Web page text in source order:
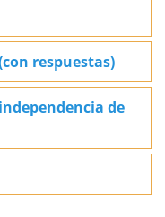
respuestas)
de